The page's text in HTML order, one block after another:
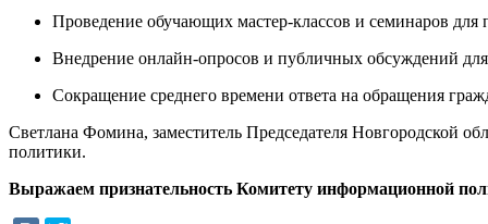
Проведение обучающих мастер-классов и семинаров
Внедрение онлайн-опросов и публичных обсуждений
Сокращение среднего времени ответа на обращения
Светлана Фомина, заместитель Председателя Новгородской
политики.
Выражаем признательность Комитету информационной